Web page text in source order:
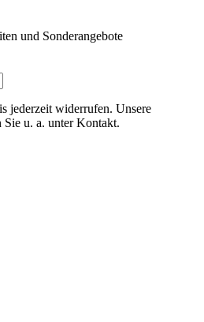
und Sonderangebote
jederzeit widerrufen. Unsere
u. a. unter Kontakt.